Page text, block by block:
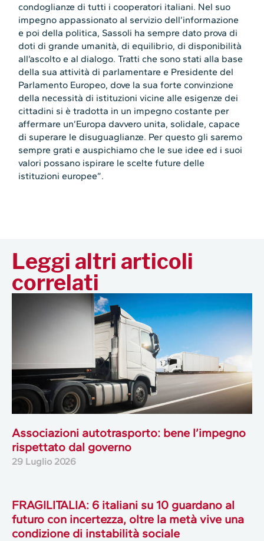
condoglianze di tutti i cooperatori italiani. Nel suo
impegno appassionato al servizio dell’informazione
e poi della politica, Sassoli ha sempre dato prova di
doti di grande umanità, di equilibrio, di disponibilità
all’ascolto e al dialogo. Tratti che sono stati alla base
della sua attività di parlamentare e Presidente del
Parlamento Europeo, dove la sua forte convinzione
della necessità di istituzioni vicine alle esigenze dei
cittadini si è tradotta in un impegno costante per
affermare un’Europa davvero unita, solidale, capace
di superare le disuguaglianze. Per questo gli saremo
sempre grati e auspichiamo che le sue idee ed i suoi
valori possano ispirare le scelte future delle
istituzioni europee”.
Leggi altri articoli
correlati
Associazioni autotrasporto: bene l’impegno
rispettato dal governo
29 Luglio 2026
FRAGILITALIA: 6 italiani su 10 guardano al
futuro con incertezza, oltre la metà vive una
condizione di instabilità sociale